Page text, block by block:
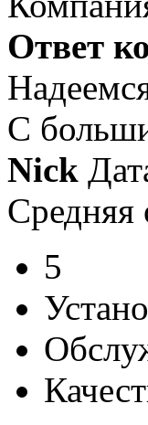
Ответ
С
Nick
Средняя
5